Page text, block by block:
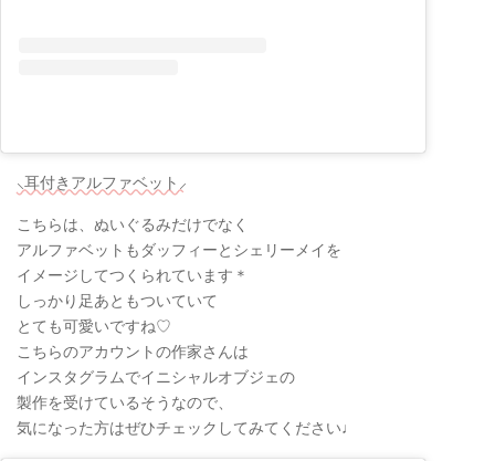
⸜耳付きアルファベット⸝
こちらは、ぬいぐるみだけでなく
アルファベットもダッフィーとシェリーメイを
イメージしてつくられています＊
しっかり足あともついていて
とても可愛いですね♡
こちらのアカウントの作家さんは
インスタグラムでイニシャルオブジェの
製作を受けているそうなので、
気になった方はぜひチェックしてみてください♩